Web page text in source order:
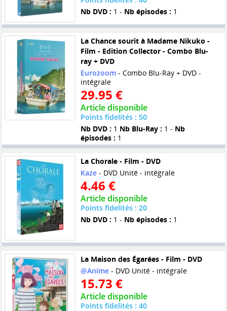
Nb DVD : 1 - Nb épisodes : 1
La Chance sourit à Madame Nikuko -
Film - Edition Collector - Combo Blu-
ray + DVD
Eurozoom- Combo Blu-Ray + DVD -
intégrale
29.95 €
Article disponible
Points fidelités : 50
Nb DVD : 1 Nb Blu-Ray : 1 - Nb
épisodes : 1
La Chorale - Film - DVD
Kaze- DVD Unité - intégrale
4.46 €
Article disponible
Points fidelités : 20
Nb DVD : 1 - Nb épisodes : 1
La Maison des Égarées - Film - DVD
@Anime- DVD Unité - intégrale
15.73 €
Article disponible
Points fidelités : 40